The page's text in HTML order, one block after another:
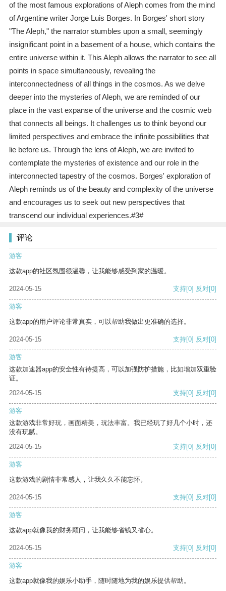
of the most famous explorations of Aleph comes from the mind
of Argentine writer Jorge Luis Borges. In Borges' short story
"The Aleph," the narrator stumbles upon a small, seemingly
insignificant point in a basement of a house, which contains the
entire universe within it. This Aleph allows the narrator to see all
points in space simultaneously, revealing the
interconnectedness of all things in the cosmos. As we delve
deeper into the mysteries of Aleph, we are reminded of our
place in the vast expanse of the universe and the cosmic web
that connects all beings. It challenges us to think beyond our
limited perspectives and embrace the infinite possibilities that
lie before us. Through the lens of Aleph, we are invited to
contemplate the mysteries of existence and our role in the
interconnected tapestry of the cosmos. Borges' exploration of
Aleph reminds us of the beauty and complexity of the universe
and encourages us to seek out new perspectives that
transcend our individual experiences.#3#
评论
游客
这款app的社区氛围很温馨，让我能够感受到家的温暖。
2024-05-15 支持[0] 反对[0]
游客
这款app的用户评论非常真实，可以帮助我做出更准确的选择。
2024-05-15 支持[0] 反对[0]
游客
这款加速器app的安全性有待提高，可以加强防护措施，比如增加双重验
证。
2024-05-15
支持[0] 反对[0]
游客
这款游戏非常好玩，画面精美，玩法丰富。我已经玩了好几个小时，还
没有玩腻。
2024-05-15
支持[0] 反对[0]
游客
这款游戏的剧情非常感人，让我久久不能忘怀。
2024-05-15 支持[0] 反对[0]
游客
这款app就像我的财务顾问，让我能够省钱又省心。
2024-05-15 支持[0] 反对[0]
游客
这款app就像我的娱乐小助手，随时随地为我的娱乐提供帮助。